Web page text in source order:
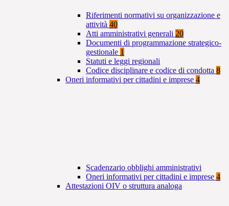
Riferimenti normativi su organizzazione e
attività 40
Atti amministrativi generali 20
Documenti di programmazione strategico-
gestionale 1
Statuti e leggi regionali
Codice disciplinare e codice di condotta 8
Oneri informativi per cittadini e imprese 4
Scadenzario obblighi amministrativi
Oneri informativi per cittadini e imprese 4
Attestazioni OIV o struttura analoga